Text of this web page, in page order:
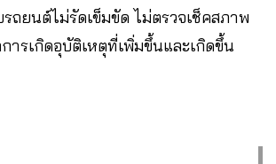
ถยนต์ไม่รัดเข็มขัด ไม่ตรวจเช็คสภาพ
ารเกิดอุบัติเหตุที่เพิ่มขึ้นและเกิดขึ้น